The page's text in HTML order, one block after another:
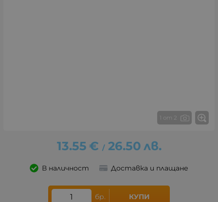
1 от 2
13.55 € / 26.50 лв.
В наличност Доставка и плащане
бр. КУПИ